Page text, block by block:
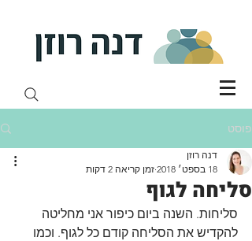
פוסט
סליחה לגוף
דנה רוזן
18 בספט׳ 2018
זמן קריאה 2 דקות
סליחות. השנה ביום כיפור אני מחליטה
להקדיש את הסליחה קודם כל לגוף. וכמו